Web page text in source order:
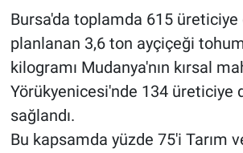
Bursa'da toplamda 615 üreticiye
planlanan 3,6 ton ayçiçeği
kilogramı Mudanya'nın kırsal
Yörükyenicesi'nde 134 üreticiye
sağlandı.
Bu kapsamda yüzde 75'i Tarım